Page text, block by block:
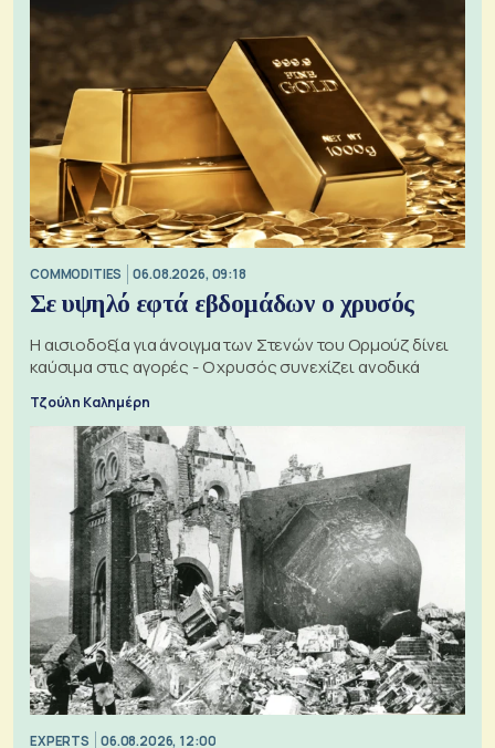
COMMODITIES 06.08.2026, 09:18
Σε υψηλό εφτά εβδομάδων ο χρυσός
Η αισιοδοξία για άνοιγμα των Στενών του Ορμούζ δίνει
καύσιμα στις αγορές - Ο χρυσός συνεχίζει ανοδικά
Τζούλη Καλημέρη
EXPERTS 06.08.2026, 12:00